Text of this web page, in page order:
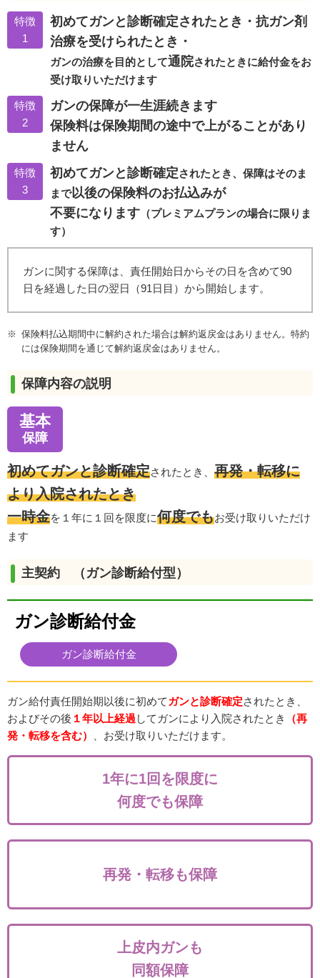
特徴
1
初めてガンと診断確定されたとき・抗ガン剤
治療を受けられたとき・
ガンの治療を目的として通院されたときに給付金をお
受け取りいただけます
特徴
2
ガンの保障が一生涯続きます
保険料は保険期間の途中で上がることがあり
ません
特徴
3
初めてガンと診断確定されたとき、保障はそのま
まで以後の保険料のお払込みが
不要になります （プレミアムプランの場合に限りま
す）
ガンに関する保障は、責任開始日からその日を含めて90
日を経過した日の翌日（91日目）から開始します。
保険料払込期間中に解約された場合は解約返戻金はありません。特約
には保険期間を通じて解約返戻金はありません。
保障内容の説明
基本
保障
初めてガンと診断確定されたとき、 再発・転移に
より入院されたとき
一時金を１年に１回を限度に何度でもお受け取りいただけ
ます
主契約 （ガン診断給付型）
ガン診断給付金
ガン診断給付金
ガン給付責任開始期以後に初めてガンと診断確定されたとき、
およびその後 １年以上経過 してガンにより入院されたとき
（再
発・転移を含む）
、お受け取りいただけます。
1年に1回を限度に
何度でも保障
再発・転移も保障
上皮内ガンも
同額保障